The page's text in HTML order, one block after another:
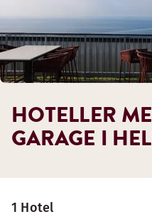
1 Hotel
HOTELLER
GARAGE I